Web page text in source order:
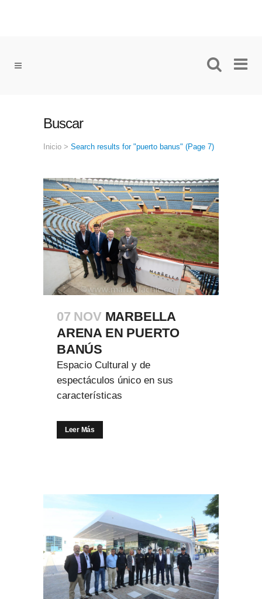
Buscar
Inicio > Search results for "puerto banus" (Page 7)
07 NOV MARBELLA
ARENA EN PUERTO
BANÚS
Espacio Cultural y de
espectáculos único en sus
características
Leer Más